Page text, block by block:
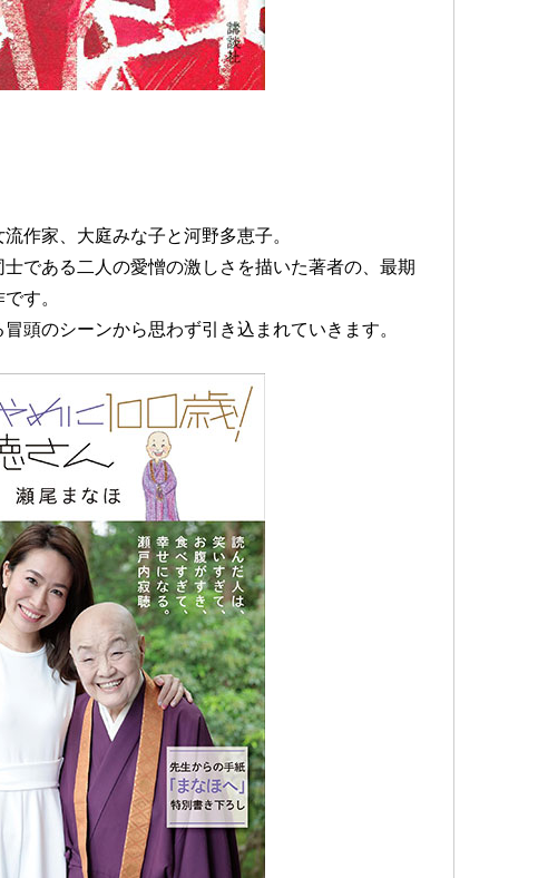
作家、大庭みな子と河野多恵子。
である二人の愛憎の激しさを描いた著者の、最期
す。
頭のシーンから思わず引き込まれていきます。